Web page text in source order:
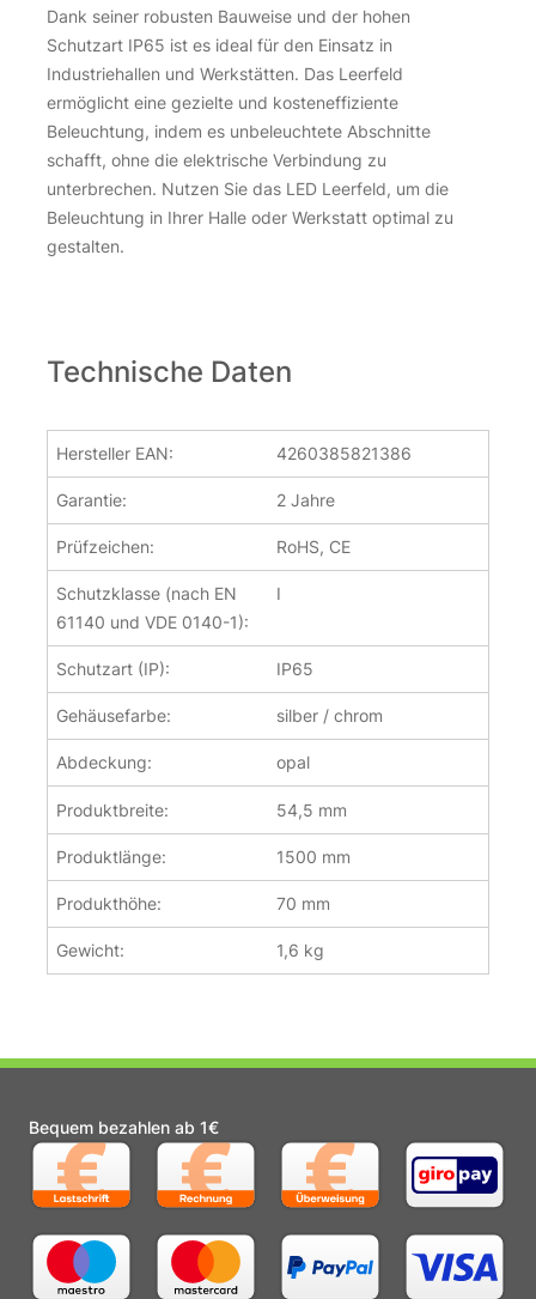
Dank seiner robusten Bauweise und der hohen
Schutzart IP65 ist es ideal für den Einsatz in
Industriehallen und Werkstätten. Das Leerfeld
ermöglicht eine gezielte und kosteneffiziente
Beleuchtung, indem es unbeleuchtete Abschnitte
schafft, ohne die elektrische Verbindung zu
unterbrechen. Nutzen Sie das LED Leerfeld, um die
Beleuchtung in Ihrer Halle oder Werkstatt optimal zu
gestalten.
Technische Daten
Hersteller EAN: 4260385821386
Garantie: 2 Jahre
Prüfzeichen: RoHS, CE
Schutzklasse (nach EN
61140 und VDE 0140-1):
I
Schutzart (IP): IP65
Gehäusefarbe: silber / chrom
Abdeckung: opal
Produktbreite: 54,5 mm
Produktlänge: 1500 mm
Produkthöhe: 70 mm
Gewicht: 1,6 kg
Bequem bezahlen ab 1€